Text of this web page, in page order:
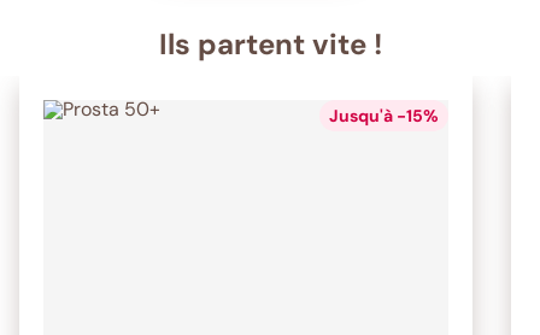
Ils partent vite !
Jusqu'à -15%